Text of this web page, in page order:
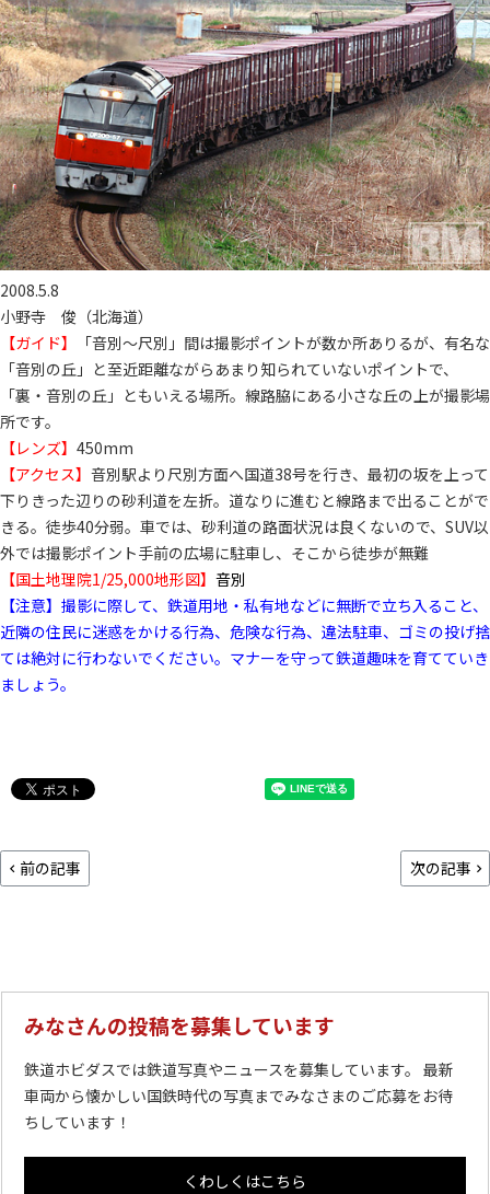
2008.5.8
小野寺 俊（北海道）
【ガイド】
「音別～尺別」間は撮影ポイントが数か所ありるが、有名な
「音別の丘」と至近距離ながらあまり知られていないポイントで、
「裏・音別の丘」ともいえる場所。線路脇にある小さな丘の上が撮影場
所です。
【レンズ】 450mm
【アクセス】 音別駅より尺別方面へ国道38号を行き、最初の坂を上って
下りきった辺りの砂利道を左折。道なりに進むと線路まで出ることがで
きる。徒歩40分弱。車では、砂利道の路面状況は良くないので、SUV以
外では撮影ポイント手前の広場に駐車し、そこから徒歩が無難
【国土地理院1/25,000地形図】 音別
【注意】撮影に際して、鉄道用地・私有地などに無断で立ち入ること、
近隣の住民に迷惑をかける行為、危険な行為、違法駐車、ゴミの投げ捨
ては絶対に行わないでください。マナーを守って鉄道趣味を育てていき
ましょう。
前の記事 次の記事
みなさんの投稿を募集しています
鉄道ホビダスでは鉄道写真やニュースを募集しています。 最新
車両から懐かしい国鉄時代の写真までみなさまのご応募をお待
ちしています！
くわしくはこちら